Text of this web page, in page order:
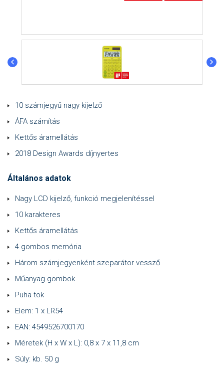
10 számjegyű nagy kijelző
ÁFA számítás
Kettős áramellátás
2018 Design Awards díjnyertes
Általános adatok
Nagy LCD kijelző, funkció megjelenítéssel
10 karakteres
Kettős áramellátás
4 gombos memória
Három számjegyenként szeparátor vessző
Műanyag gombok
Puha tok
Elem: 1 x LR54
EAN: 4549526700170
Méretek (H x W x L): 0,8 x 7 x 11,8 cm
Súly: kb. 50 g